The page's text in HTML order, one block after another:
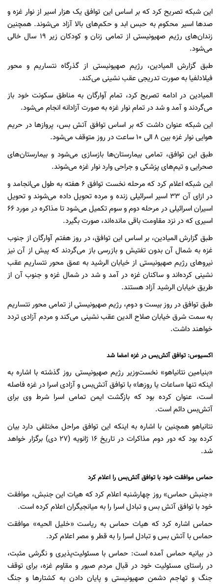
این شبکه تصریح کرد که بر اساس این توافق یک هزار اسیر از نوار غزه و
صدها اسیر محکوم به حبس ابد و حکم‌های بالا آزاد می‌شوند. همچنین
زندان‌های رژیم صهیونیستی از تمامی زنان و کودکان زیر ۱۹ سال خالی
می‌شود.
طبق گزارش المیادین، رژیم صهیونیستی از گذرگاه نتساریم و محور
فیلادلفیا به صورت تدریجی عقب نشینی می‌کند.
المیادین در ادامه تصریح کرد، تمام آوارگان به مناطق سکونت خود باز
می‌گردند و آمد و شد در تمام نوار غزه به صورت آزادانه انجام می‌شود.
این شبکه عنوان داشت که بر اساس توافق آتش بس، پروازها در حریم
هوایی نوار غزه بین ۸ الی ۱۰ ساعت در روز متوقف می‌شود.
طبق این توافق، تمامی بیمارستان‌ها بازسازی می‌شود و بیمارستان‌های
صحرایی و تیم‌های پزشکی و جراحی وارد نوار غزه می‌شوند.
این شبکه اعلام کرد که مرحله نخست توافق ۶ هفته به طول می‌انجامد و
در ازای آن ۳۳ اسیر اسرائیلی زنده و مرده تحویل داده می‌شوند و تحویل
اسیران اسرائیلی در مرحله دوم و سوم تکمیل می‌شود تا مذاکره در مورد ۶۶
اسیری که در نزد مقاومت باقی مانده‌اند، صورت بگیرد.
طبق گزارش المیادین، بر اساس این توافق، در روز هفتم آوارگان از جنوب
غزه به شمال آن بدون تفتیش و بازرسی باز می‌گردند که پیش از آن نیز
نیروهای رژیم صهیونیستی از خیابان الرشید به عمق محور نتساریم عقب
نشینی کرده‌اند و ساکنان غزه در آمد و شد در شمال غزه و جنوب آن از
طریق خیابان الرشید آزاد هستند.
طبق توافق در روز بیست و دوم، رژیم صهیونیستی از تمامی محور نتساریم
به سمت شرق خیابان صلاح الدین عقب نشینی می‌کند و مردم آزادی تردد
خواهند داشت.
اکسیوس: توافق آتش‌بس در غزه امضا شد
«بنیامین نتانیاهو» نخست‌وزیر رژیم صهیونیستی روز گذشته با اشاره به
اینکه تنها «ساعات یا روزها» با توافق آتش‌بس و آزادی اسرا در غزه فاصله
است، عنوان کرده بود که بازگشت ایمن تمامی اسرا شرط وی برای
آتش‌بس دائم است.
نتانیاهو همچنین با اشاره به اینکه این توافق مراحل مختلفی دارد بیان
کرده بود که دور دوم مذاکرات در تاریخ ۱۶ ژانویه (۲۷ دی) برگزار خواهد
شد.
حماس موافقت خود با توافق آتش‌بس را اعلام کرد
«جنبش حماس» روز چهارشنبه اعلام کرد که هیات این جنبش، موافقت
خود با توافق آتش بس و تبادل اسرا را به میانجیگران اعلام کرده است.
حماس اشاره کرد که هیات حماس به ریاست «خلیل الحیه» موافقت
حماس با آتش بس و تبادل اسرا را به قطر و مصر اعلام کرد.
در بیانیه حماس آمده است: حماس با مسئولیت‌پذیری و نگرشی مثبت،
در راستای مسئولیت خود در قبال مردم صبور و مقاوم غزه، برای توقف
جنگ و تهاجم دشمن صهیونیستی و پایان دادن به کشتارها و جنگ